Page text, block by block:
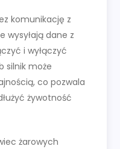
komunikację z
wysyłają dane z
i wyłączyć
silnik może
co pozwala
żywotność
żarowych